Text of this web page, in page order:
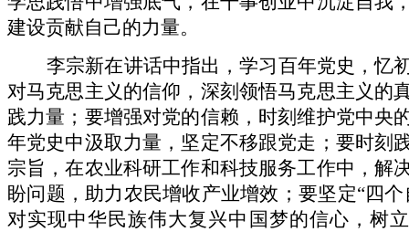
建设贡献自己的力量。
李宗新在讲话中指出，学习百年党史，忆
对马克思主义的信仰，深刻领悟马克思主义的
践力量；要增强对党的信赖，时刻维护党中央
年党史中汲取力量，坚定不移跟党走；要时刻
宗旨，在农业科研工作和科技服务工作中，解
盼问题，助力农民增收产业增效；要坚定“四
对实现中华民族伟大复兴中国梦的信心，树